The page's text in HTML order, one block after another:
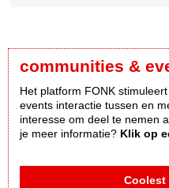
communities &
Het platform FONK
events interactie tussen en
interesse om deel te nemen
je meer informatie? Klik op
Coolest